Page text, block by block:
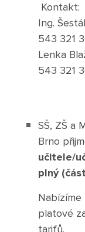
Projekty
Ceník
Vedení
Střední škola
Kontakt:
Ing.
543 321
Lenka
543 321
SŠ, ZŠ a
Brno
učitele/
plný
platové
tarifů.